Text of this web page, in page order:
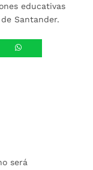
educativas
Santander.
será